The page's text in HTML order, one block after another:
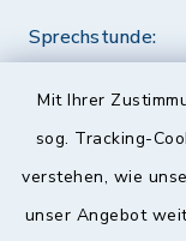
Mit Ihrer
sog. Tracking-
verstehen, wie
unser Angebot
Sprechstunde:
Quicklinks